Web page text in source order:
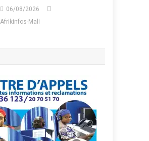
06/08/2026
Afrikinfos-Mali